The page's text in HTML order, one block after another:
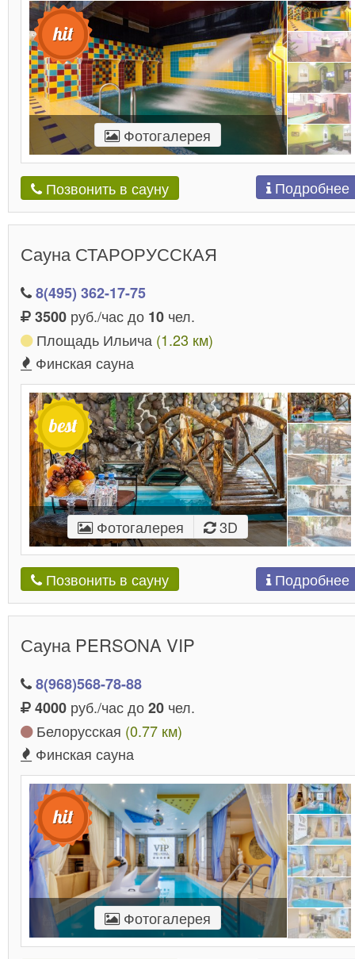
Фотогалерея
Позвонить в сауну Подробнее
Сауна СТАРОРУССКАЯ
8(495) 362-17-75
3500 руб./час до 10 чел.
Площадь Ильича (1.23 км)
Финская сауна
Фотогалерея 3D
Позвонить в сауну Подробнее
Сауна PERSONA VIP
8(968)568-78-88
4000 руб./час до20 чел.
Белорусская (0.77 км)
Финская сауна
Фотогалерея